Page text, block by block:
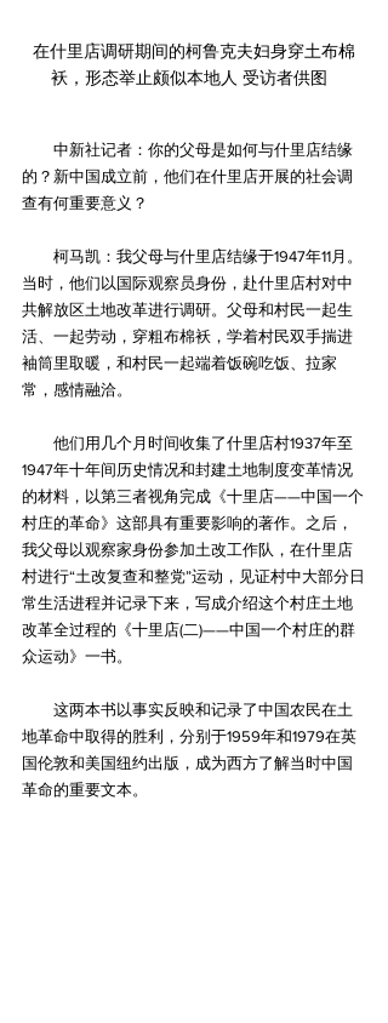
在什里店调研期间的柯鲁克夫妇身穿土布棉
袄，形态举止颇似本地人 受访者供图
中新社记者：你的父母是如何与什里店结缘
的？新中国成立前，他们在什里店开展的社会调
查有何重要意义？
柯马凯：我父母与什里店结缘于1947年11月。
当时，他们以国际观察员身份，赴什里店村对中
共解放区土地改革进行调研。父母和村民一起生
活、一起劳动，穿粗布棉袄，学着村民双手揣进
袖筒里取暖，和村民一起端着饭碗吃饭、拉家
常，感情融洽。
他们用几个月时间收集了什里店村1937年至
1947年十年间历史情况和封建土地制度变革情况
的材料，以第三者视角完成《十里店——中国一个
村庄的革命》这部具有重要影响的著作。之后，
我父母以观察家身份参加土改工作队，在什里店
村进行“土改复查和整党”运动，见证村中大部分日
常生活进程并记录下来，写成介绍这个村庄土地
改革全过程的《十里店(二)——中国一个村庄的群
众运动》一书。
这两本书以事实反映和记录了中国农民在土
地革命中取得的胜利，分别于1959年和1979在英
国伦敦和美国纽约出版，成为西方了解当时中国
革命的重要文本。